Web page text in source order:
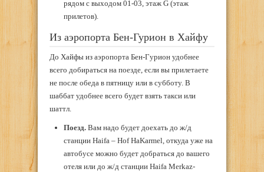
рядом с выходом 01-03, этаж G (этаж
прилетов).
Из аэропорта Бен-Гурион в Хайфу
До Хайфы из аэропорта Бен-Гурион удобнее
всего добираться на поезде, если вы прилетаете
не после обеда в пятницу или в субботу. В
шаббат удобнее всего будет взять такси или
шаттл.
Поезд.Вам надо будет доехать до ж/д
станции Haifa – Hof HaKarmel, откуда уже на
автобусе можно будет добраться до вашего
отеля или до ж/д станции Haifa Merkaz-